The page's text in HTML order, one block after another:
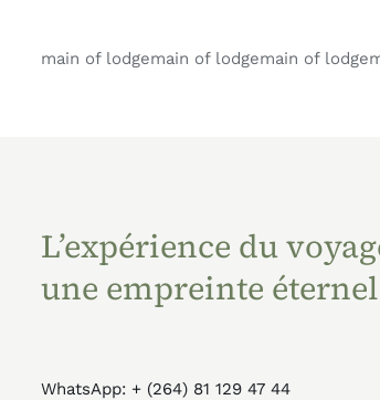
main of lodgemain of lodgemain of
L’expérience du
une empreinte
WhatsApp: + (264) 81 129 47 44